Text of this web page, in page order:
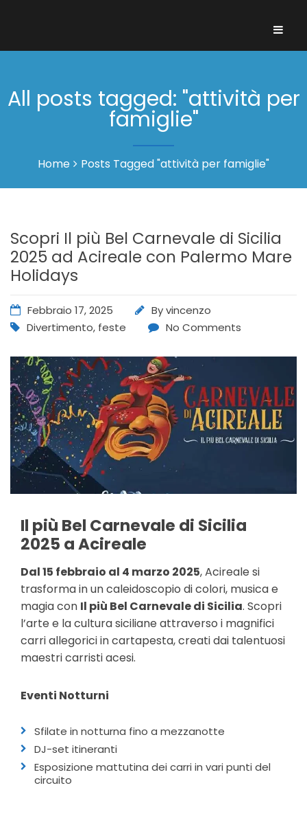
All posts tagged: "attività per
famiglie"
Home Posts Tagged "attività per famiglie"
Scopri Il più Bel Carnevale di Sicilia
2025 ad Acireale con Palermo Mare
Holidays
Febbraio 17, 2025 Byvincenzo
Divertimento, feste No Comments
Il più Bel Carnevale di Sicilia
2025 a Acireale
Dal 15 febbraio al 4 marzo 2025, Acireale si
trasforma in un caleidoscopio di colori, musica e
magia con Il più Bel Carnevale di Sicilia. Scopri
l’arte e la cultura siciliane attraverso i magnifici
carri allegorici in cartapesta, creati dai talentuosi
maestri carristi acesi.
Eventi Notturni
Sfilate in notturna fino a mezzanotte
DJ-set itineranti
Esposizione mattutina dei carri in vari punti del
circuito